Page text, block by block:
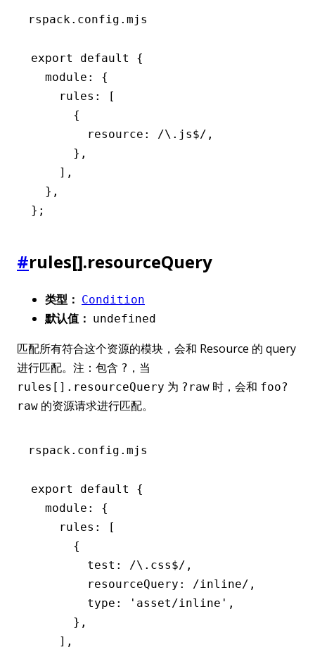
rspack.config.mjs
export default
{
  module
:
{
    rules
:
[
      {
        resource
: /\.js$/ ,
      }
,
    ]
,
  }
,
};
#rules[].resourceQuery
类型： Condition
默认值： undefined
匹配所有符合这个资源的模块，会和 Resource 的 query
进行匹配。注：包含 ? ，当
rules[].resourceQuery 为 ?raw 时，会和 foo?
raw 的资源请求进行匹配。
rspack.config.mjs
export default
{
  module
:
{
    rules
:
[
      {
        test
: /\.css$/ ,
        resourceQuery
: /inline/ ,
        type
: 'asset/inline' ,
      }
,
    ]
,